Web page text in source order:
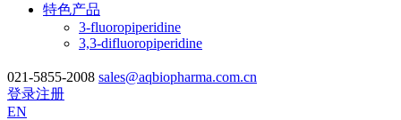
特色产品
3-fluoropiperidine
3,3-difluoropiperidine
021-5855-2008 sales@aqbiopharma.com.cn
登录注册
EN